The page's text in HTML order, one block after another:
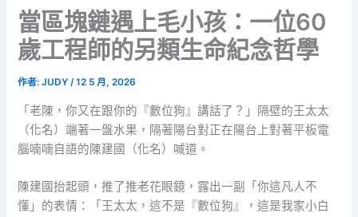
當區塊鏈遇上毛小孩：一位60
歲工程師的另類生命紀念哲學
作者:JUDY/12 5 月, 2026
「老陳，你又在跟你的『數位狗』講話了？」隔壁的王太太
（化名）端著一盤水果，隔著陽台對正在陽台上對著平板電
腦喃喃自語的陳建國（化名）喊道。
陳建國抬起頭，推了推老花眼鏡，露出一副「你這凡人不
懂」的表情：「王太太，這不是『數位狗』，這是我家小白